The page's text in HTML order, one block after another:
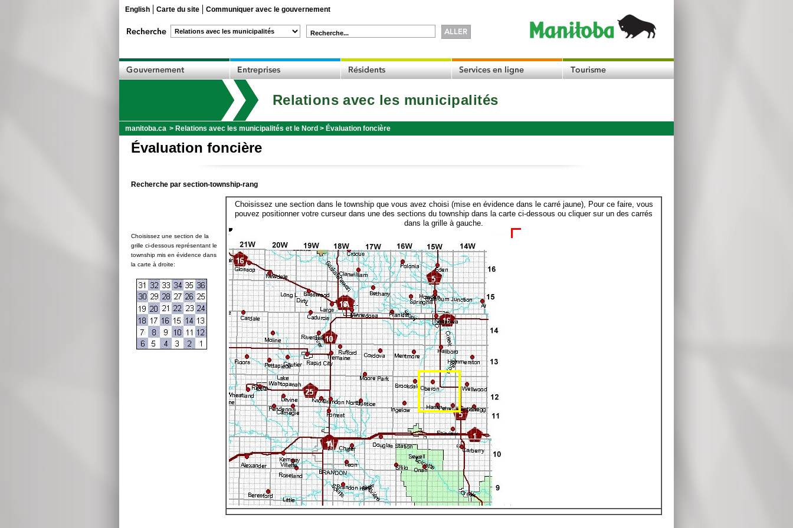
English Carte du site Communiquer avec le gouvernement
Recherche...
Relations avec les municipalités
manitoba.ca > Relations avec les municipalités et le Nord > Évaluation foncière
Évaluation foncière
Recherche par section-township-rang
Choisissez une section de la
grille ci-dessous représentant le
township mis en évidence dans
la carte à droite:
Choisissez une section dans le township que vous avez choisi (mise en évidence dans le carré jaune), Pour ce faire, vous
pouvez positionner votre curseur dans une des sections du township dans la carte ci-dessous ou cliquer sur un des carrés
dans la grille à gauche.